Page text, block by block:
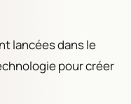
lancées dans le
pour créer